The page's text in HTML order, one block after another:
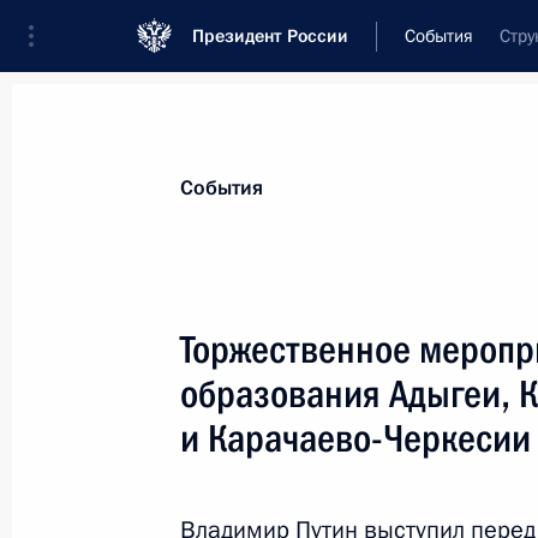
Президент России События
Новости
Встреча с губернатором
Никитиным
События
Торжественное
образования Адыгеи,
и Карачаево-Черкесии
Владимир Путин выступил